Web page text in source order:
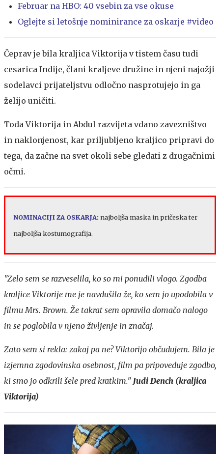
Februar na HBO: 40 vsebin za vse okuse
Oglejte si letošnje nominirance za oskarje #video
Čeprav je bila kraljica Viktorija v tistem času tudi
cesarica Indije, člani kraljeve družine in njeni najožji
sodelavci prijateljstvu odločno nasprotujejo in ga
želijo uničiti.
Toda Viktorija in Abdul razvijeta vdano zavezništvo
in naklonjenost, kar priljubljeno kraljico pripravi do
tega, da začne na svet okoli sebe gledati z drugačnimi
očmi.
NOMINACIJI ZA OSKARJA:najboljša maska in pričeska ter
najboljša kostumografija.
"Zelo sem se razveselila, ko so mi ponudili vlogo. Zgodba
kraljice Viktorije me je navdušila že, ko sem jo upodobila v
filmu Mrs. Brown. Že takrat sem opravila domačo nalogo
in se poglobila v njeno življenje in značaj.
Zato sem si rekla: zakaj pa ne? Viktorijo občudujem. Bila je
izjemna zgodovinska osebnost, film pa pripoveduje zgodbo,
ki smo jo odkrili šele pred kratkim." Judi Dench (kraljica
Viktorija)